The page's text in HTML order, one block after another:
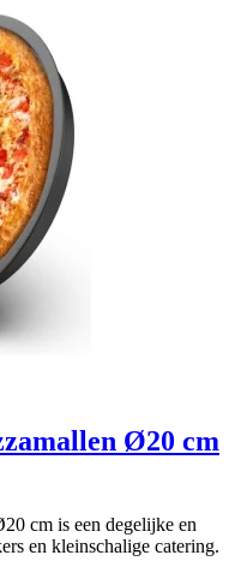
Ø20 cm
cm is een degelijke en
en kleinschalige catering.